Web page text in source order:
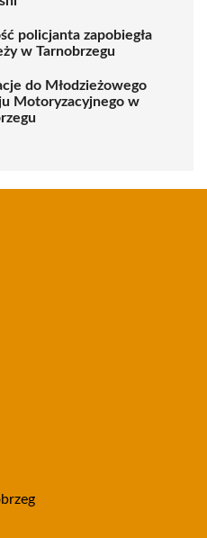
policjanta zapobiegła
w Tarnobrzegu
do Młodzieżowego
Motoryzacyjnego w